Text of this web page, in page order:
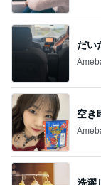
だい
空き
洗濯